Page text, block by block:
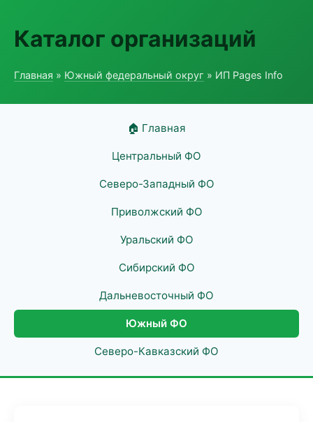
Каталог организаций
Главная » Южный федеральный округ » ИП Pages Info
🏠 Главная
Центральный ФО
Северо-Западный ФО
Приволжский ФО
Уральский ФО
Сибирский ФО
Дальневосточный ФО
Южный ФО
Северо-Кавказский ФО